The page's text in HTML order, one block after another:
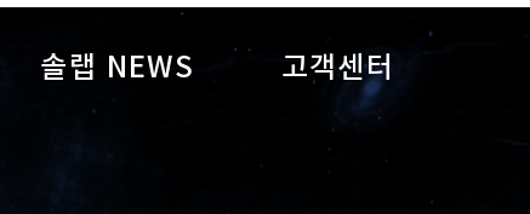
솔랩 NEWS 고객센터